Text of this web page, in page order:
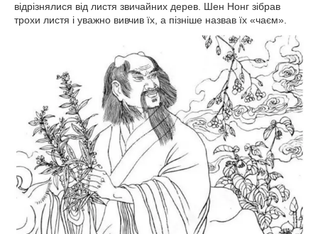
відрізнялися від листя звичайних дерев. Шен Нонг зібрав
трохи листя і уважно вивчив їх, а пізніше назвав їх «чаєм».